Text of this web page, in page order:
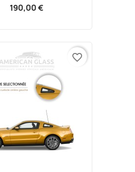
190,00 €
favorite_border